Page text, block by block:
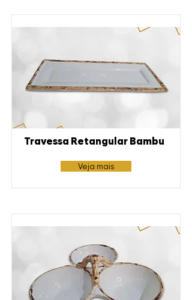
Travessa Retangular Bambu
Veja mais